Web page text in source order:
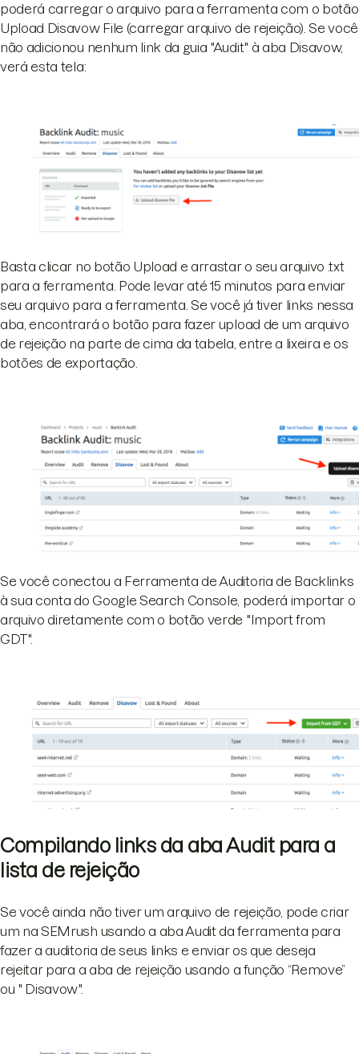
poderá carregar o arquivo para a ferramenta com o botão
Upload Disavow File (carregar arquivo de rejeição). Se você
não adicionou nenhum link da guia "Audit" à aba Disavow,
verá esta tela:
Basta clicar no botão Upload e arrastar o seu arquivo .txt
para a ferramenta. Pode levar até 15 minutos para enviar
seu arquivo para a ferramenta. Se você já tiver links nessa
aba, encontrará o botão para fazer upload de um arquivo
de rejeição na parte de cima da tabela, entre a lixeira e os
botões de exportação.
Se você conectou a Ferramenta de Auditoria de Backlinks
à sua conta do Google Search Console, poderá importar o
arquivo diretamente com o botão verde "Import from
GDT".
Compilando links da aba Audit para a
lista de rejeição
Se você ainda não tiver um arquivo de rejeição, pode criar
um na SEMrush usando a aba Audit da ferramenta para
fazer a auditoria de seus links e enviar os que deseja
rejeitar para a aba de rejeição usando a função “Remove”
ou " Disavow".